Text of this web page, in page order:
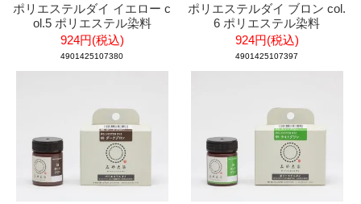
ポリエステルダイ イエロー c
ol.5 ポリエステル染料
924円(税込)
4901425107380
ポリエステルダイ ブロン col.
6 ポリエステル染料
924円(税込)
4901425107397